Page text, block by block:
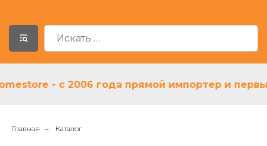
- с 2006 года прямой импортер и первый
Главная → Каталог